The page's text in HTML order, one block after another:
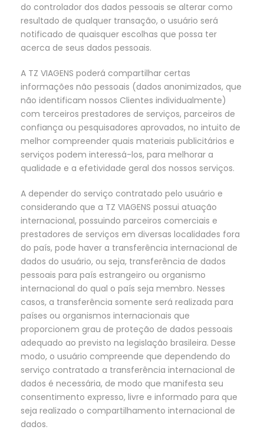
do controlador dos dados pessoais se alterar como
resultado de qualquer transação, o usuário será
notificado de quaisquer escolhas que possa ter
acerca de seus dados pessoais.
A TZ VIAGENS poderá compartilhar certas
informações não pessoais (dados anonimizados, que
não identificam nossos Clientes individualmente)
com terceiros prestadores de serviços, parceiros de
confiança ou pesquisadores aprovados, no intuito de
melhor compreender quais materiais publicitários e
serviços podem interessá-los, para melhorar a
qualidade e a efetividade geral dos nossos serviços.
A depender do serviço contratado pelo usuário e
considerando que a TZ VIAGENS possui atuação
internacional, possuindo parceiros comerciais e
prestadores de serviços em diversas localidades fora
do país, pode haver a transferência internacional de
dados do usuário, ou seja, transferência de dados
pessoais para país estrangeiro ou organismo
internacional do qual o país seja membro. Nesses
casos, a transferência somente será realizada para
países ou organismos internacionais que
proporcionem grau de proteção de dados pessoais
adequado ao previsto na legislação brasileira. Desse
modo, o usuário compreende que dependendo do
serviço contratado a transferência internacional de
dados é necessária, de modo que manifesta seu
consentimento expresso, livre e informado para que
seja realizado o compartilhamento internacional de
dados.